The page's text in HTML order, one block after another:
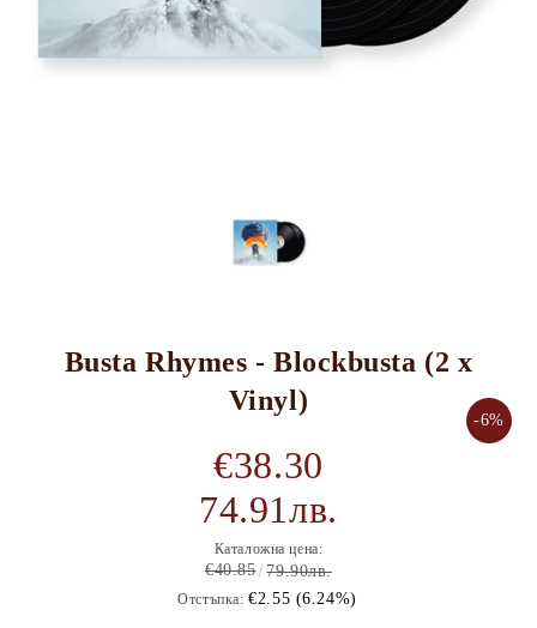
Busta Rhymes - Blockbusta (2 x
Vinyl)
-6%
€38.30
74.91лв.
Каталожна цена:
€40.85 79.90лв.
Отстъпка: €2.55 (6.24%)